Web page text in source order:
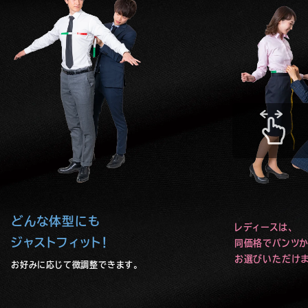
レ
もどんな体型にも
ジャストフィット！
お好みに応じて微調整できます。
レディースは、
同価格でパンツ
お選びいただけ